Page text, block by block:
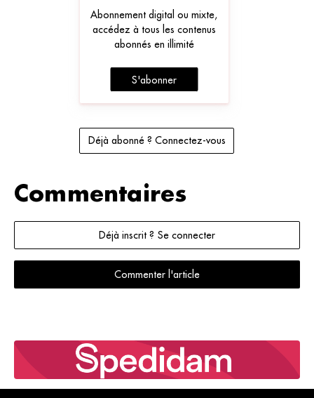
Abonnement digital ou mixte,
accédez à tous les contenus
abonnés en illimité
S'abonner
Déjà abonné ? Connectez-vous
Commentaires
Déjà inscrit ? Se connecter
Commenter l'article